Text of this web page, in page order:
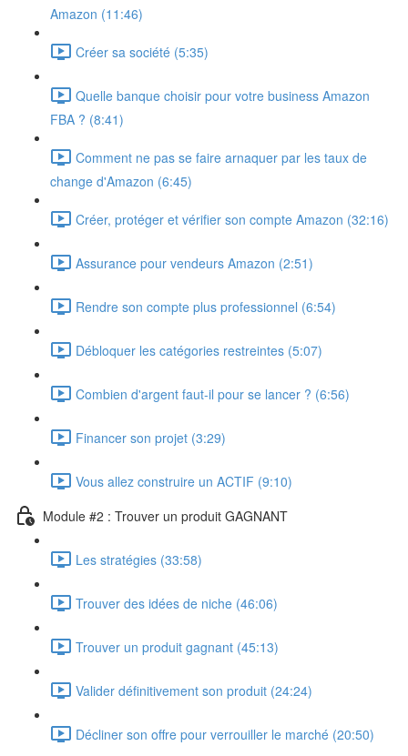
Amazon (11:46)
Créer sa société (5:35)
Quelle banque choisir pour votre business Amazon
FBA ? (8:41)
Comment ne pas se faire arnaquer par les taux de
change d'Amazon (6:45)
Créer, protéger et vérifier son compte Amazon (32:16)
Assurance pour vendeurs Amazon (2:51)
Rendre son compte plus professionnel (6:54)
Débloquer les catégories restreintes (5:07)
Combien d'argent faut-il pour se lancer ? (6:56)
Financer son projet (3:29)
Vous allez construire un ACTIF (9:10)
Module #2 : Trouver un produit GAGNANT
Les stratégies (33:58)
Trouver des idées de niche (46:06)
Trouver un produit gagnant (45:13)
Valider définitivement son produit (24:24)
Décliner son offre pour verrouiller le marché (20:50)